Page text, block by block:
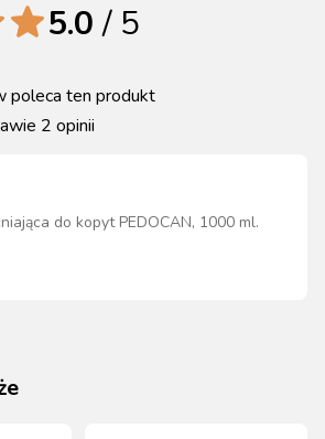
do kopyt PEDOCAN, 1000 ml.
5.0/ 5
poleca ten produkt
2 opinii